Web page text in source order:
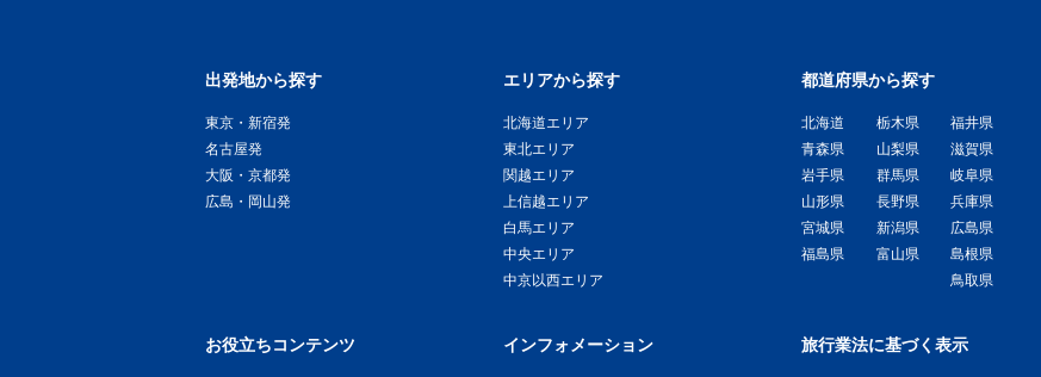
出発地から探す
東京・新宿発
名古屋発
大阪・京都発
広島・岡山発
エリアから探す
北海道エリア
東北エリア
関越エリア
上信越エリア
白馬エリア
中央エリア
中京以西エリア
都道府県から探す
北海道
青森県
岩手県
山形県
宮城県
福島県
栃木県
山梨県
群馬県
長野県
新潟県
富山県
福井県
滋賀県
岐阜県
兵庫県
広島県
島根県
鳥取県
お役立ちコンテンツ インフォメーション 旅行業法に基づく表示